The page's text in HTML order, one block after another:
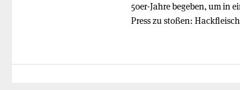
50er-Jahre begeben, um in
Press zu stoßen: